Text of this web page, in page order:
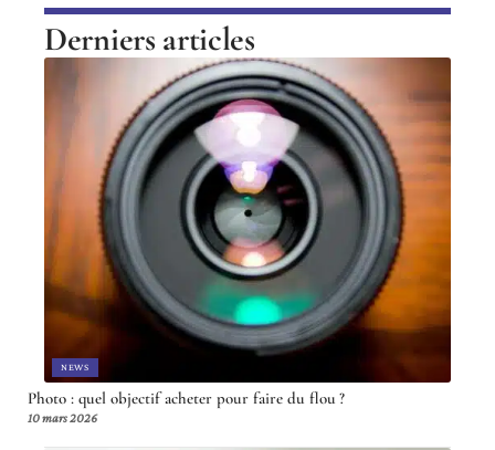
Derniers articles
NEWS
Photo : quel objectif acheter pour faire du flou ?
10 mars 2026